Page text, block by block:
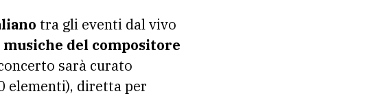
tra gli eventi dal vivo
del compositore
sarà curato
elementi), diretta per